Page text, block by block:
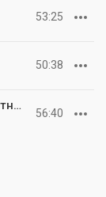
53:25
50:38
Амедео Модильяни. Непонятный гений
56:40